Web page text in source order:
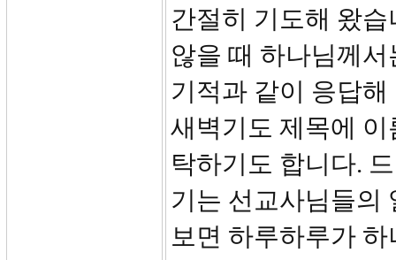
간절히 기도해 왔
않을 때 하나님께
기적과 같이 응답
새벽기도 제목에
탁하기도 합니다.
기는 선교사님들의
보면 하루하루가